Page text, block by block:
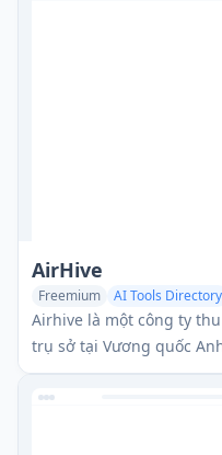
AirHive
Freemium AI Tools Directory
Airhive là một công ty
trụ sở tại Vương quốc
hiệu quả về chi phí và
chóng loại bỏ carbon